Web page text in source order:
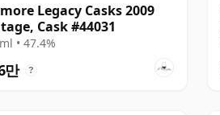
Legacy Casks 2009
Cask #44031
• 47.4%
만 ?